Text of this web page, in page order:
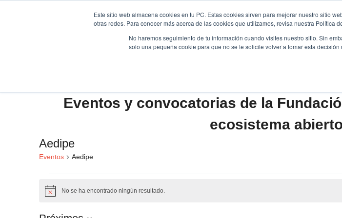
Este sitio web almacena cookies en tu PC. Estas cookies sirven para mejorar nuestro sitio
otras redes. Para conocer más acerca de las cookies que utilizamos, revisa nuestra Política
No haremos seguimiento de tu información cuando visites nuestro sitio. Sin
solo una pequeña cookie para que no se te solicite volver a tomar esta decisión
HOME B2B FILANTROPÍA
Eventos y convocatorias de la
ecosistema
Aedipe
Eventos Aedipe
Eventos
Aviso No se ha encontrado ningún resultado.